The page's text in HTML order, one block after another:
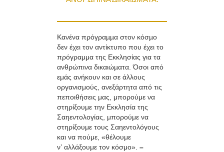
Κανένα πρόγραµµα στον κόσµο
δεν έχει τον αντίκτυπο που έχει το
πρόγραμμα της Εκκλησίας για τα
ανθρώπινα δικαιώµατα. Όσοι από
εμάς ανήκουν και σε άλλους
οργανισμούς, ανεξάρτητα από τις
πεποιθήσεις μας, μπορούμε να
στηρίξουμε την Εκκλησία της
Σαηεντολογίας, μπορούμε να
στηρίξουμε τους Σαηεντολόγους
και να πούμε, «θέλουμε
ν’ αλλάξουμε τον κόσμο». –